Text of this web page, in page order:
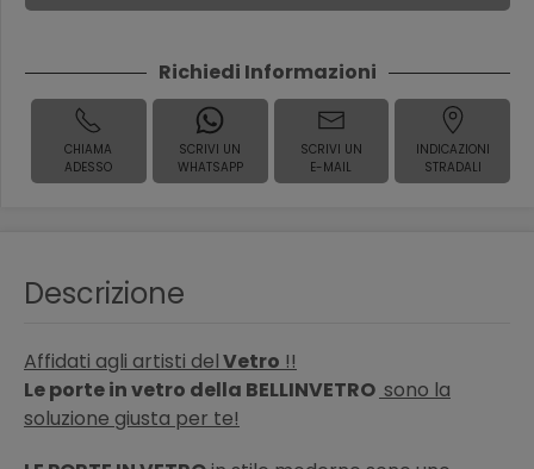
Richiedi Informazioni
CHIAMA
ADESSO
SCRIVI UN
WHATSAPP
SCRIVI UN
E-MAIL
INDICAZIONI
STRADALI
Descrizione
Affidati agli artisti delVetro !!
Le porte in vetro della BELLINVETRO sono la
soluzione giusta per te!